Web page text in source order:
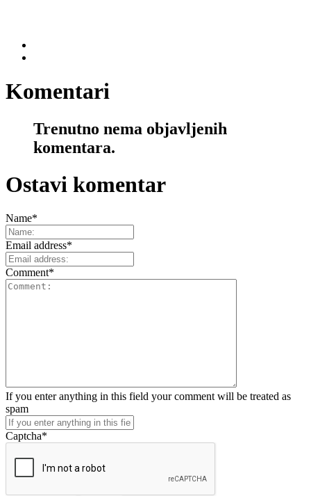
Komentari
Trenutno nema objavljenih
komentara.
Ostavi komentar
Name*
Email address*
Comment*
If you enter anything in this field your comment will be treated as
spam
Captcha*